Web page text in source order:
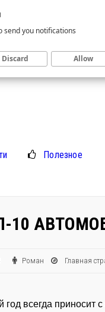
Полезное
10
Роман Главная
год всегда приносит
send you notifications
Discard Allow